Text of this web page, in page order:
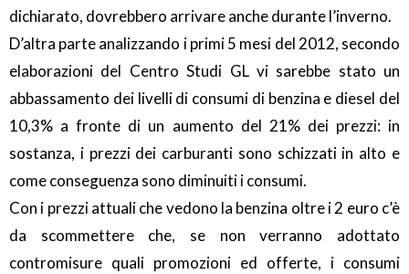
dichiarato, dovrebbero arrivare anche durante l’inverno.
D’altra parte analizzando i primi 5 mesi del 2012, secondo
elaborazioni del Centro Studi GL vi sarebbe stato un
abbassamento dei livelli di consumi di benzina e diesel del
10,3% a fronte di un aumento del 21% dei prezzi: in
sostanza, i prezzi dei carburanti sono schizzati in alto e
come conseguenza sono diminuiti i consumi.
Con i prezzi attuali che vedono la benzina oltre i 2 euro c’è
da scommettere che, se non verranno adottato
contromisure quali promozioni ed offerte, i consumi